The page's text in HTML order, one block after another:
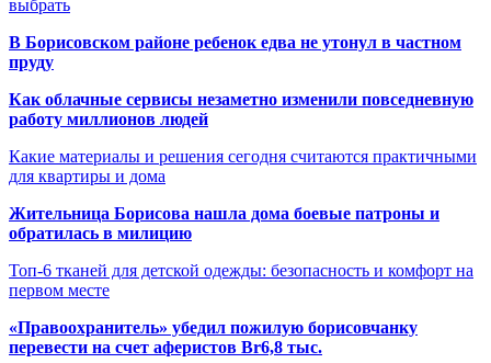
выбрать
В Борисовском районе ребенок едва не утонул в частном
пруду
Как облачные сервисы незаметно изменили повседневную
работу миллионов людей
Какие материалы и решения сегодня считаются практичными
для квартиры и дома
Жительница Борисова нашла дома боевые патроны и
обратилась в милицию
Топ-6 тканей для детской одежды: безопасность и комфорт на
первом месте
«Правоохранитель» убедил пожилую борисовчанку
перевести на счет аферистов Br6,8 тыс.